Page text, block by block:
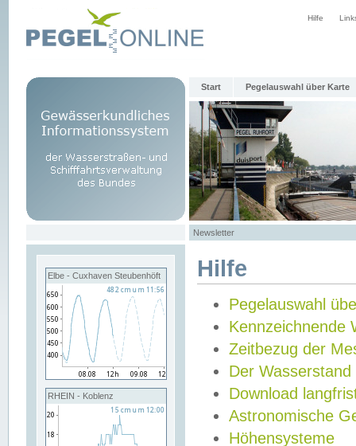
Hilfe
Start Pegelauswahl über Karte
Newsletter
Elbe - Cuxhaven Steubenhöft
RHEIN - Koblenz
Hilfe
Pegelauswahl
Kennzeichnende
Zeitbezug der
Der Wasserstand
Download
Astronomische
Höhensysteme